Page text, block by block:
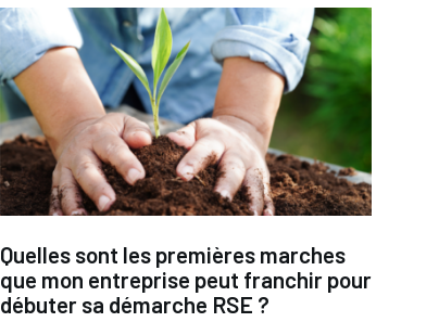
Quelles sont les premières marches
que mon entreprise peut franchir pour
débuter sa démarche RSE ?